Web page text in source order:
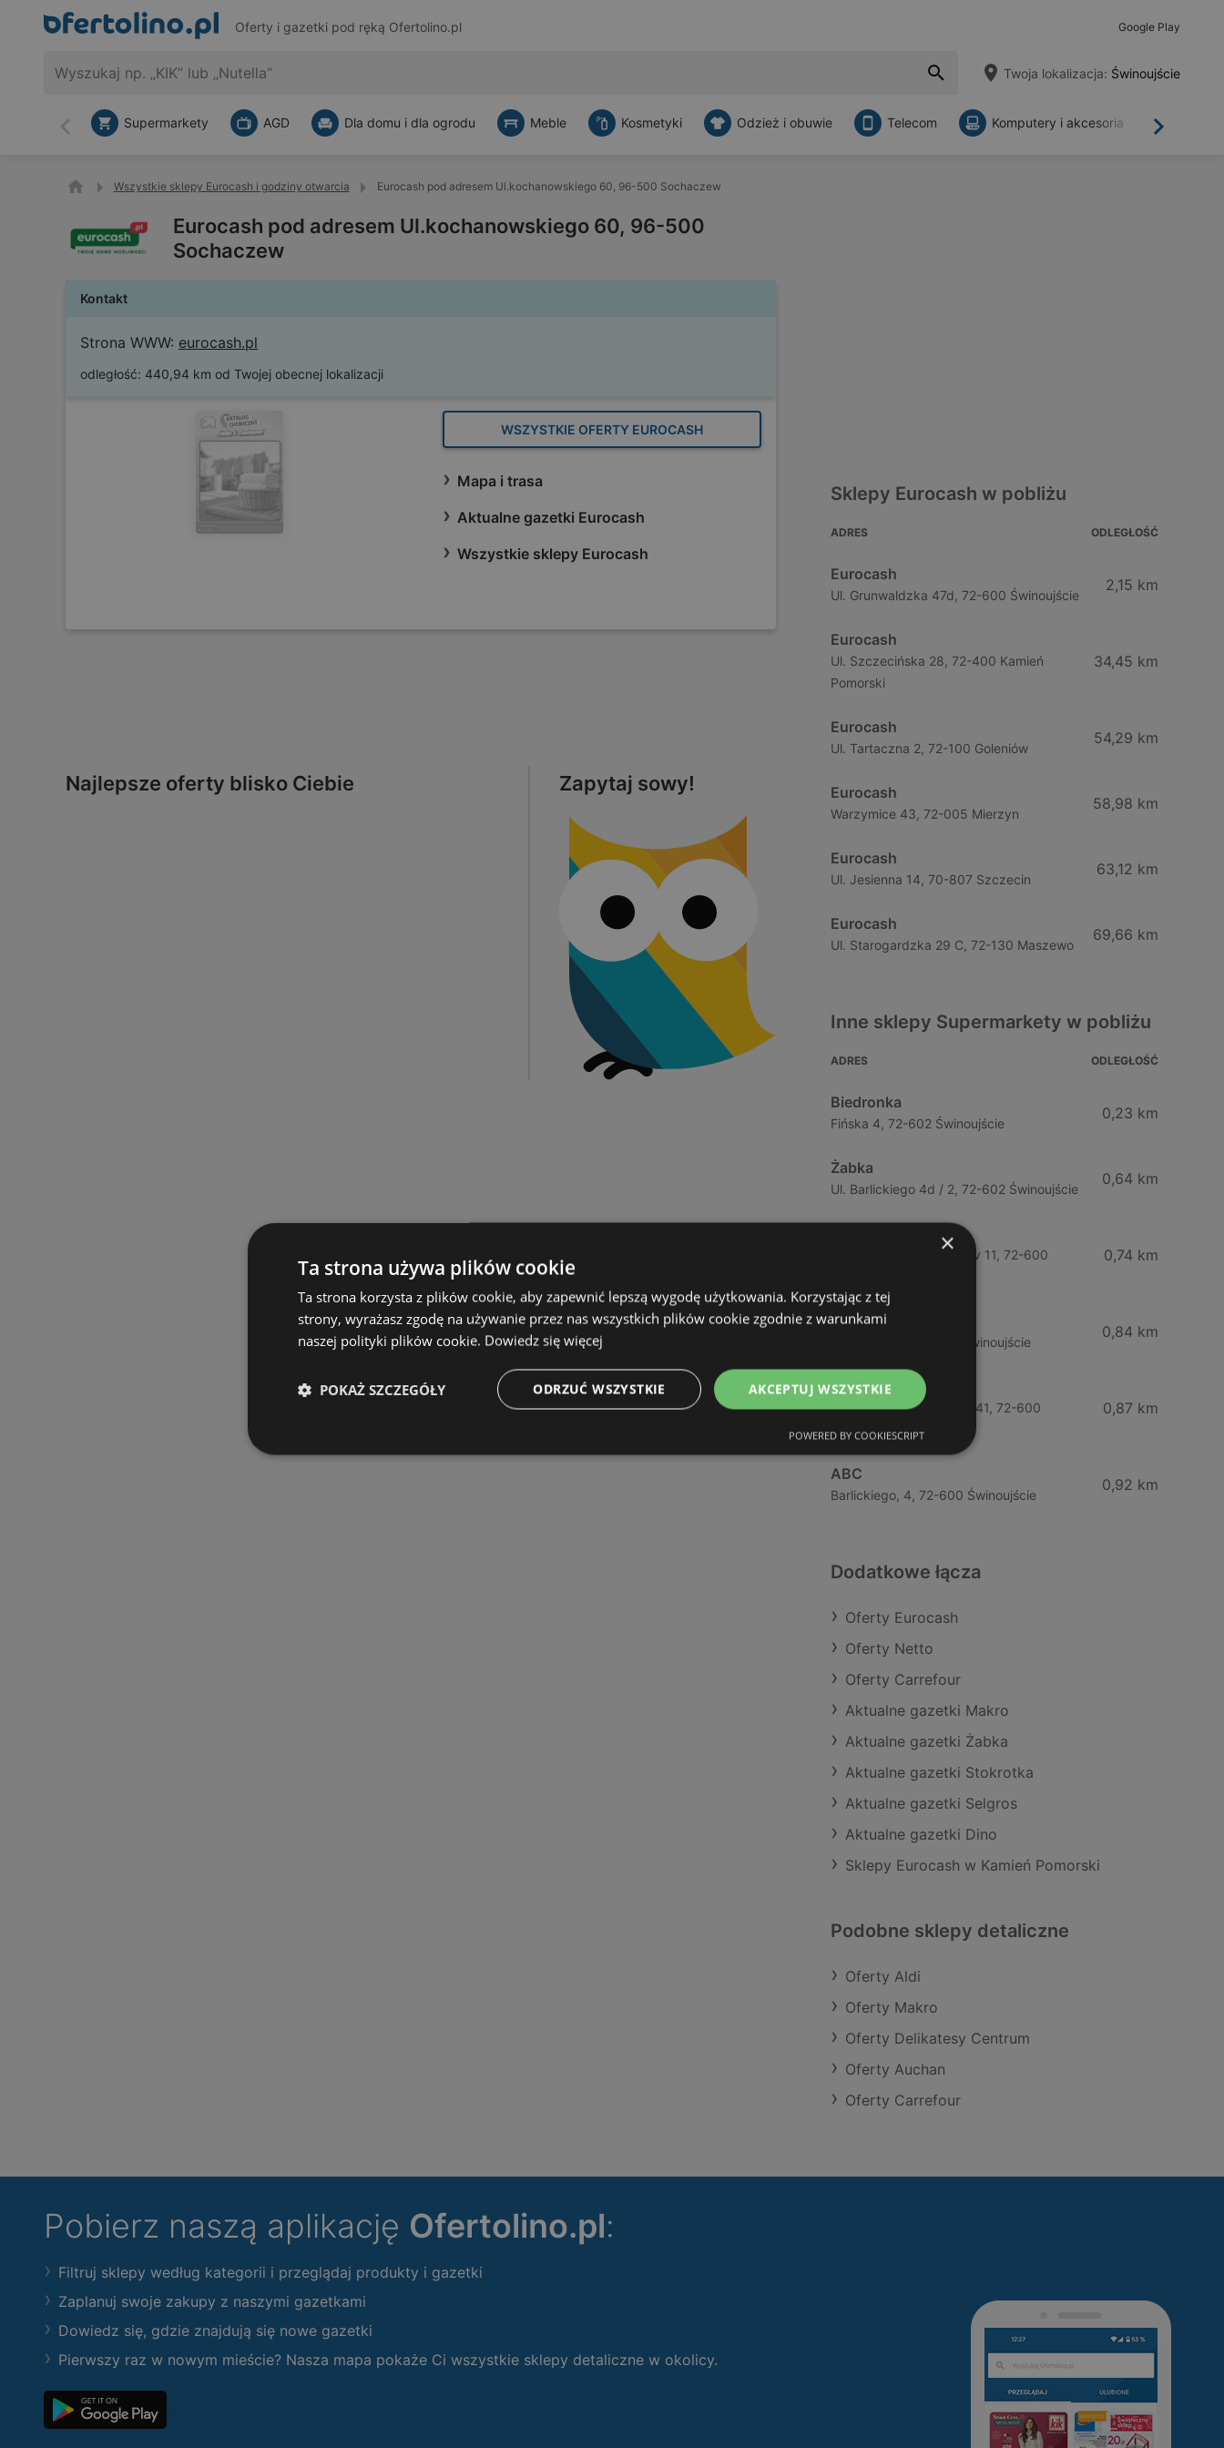
Oferty i gazetki pod ręką Ofertolino.pl Google Play
Twoja lokalizacja: Świnoujście
Wstecz Dalej
Supermarkety AGD Dla domu i dla ogrodu Meble Kosmetyki Odzież i obuwie Telecom Komputery i akcesoria
Wszystkie sklepy Eurocash i godziny otwarcia Eurocash pod adresem Ul.kochanowskiego 60, 96-500 Sochaczew
Eurocash pod adresem Ul.kochanowskiego 60, 96-500
Sochaczew
Kontakt
Strona WWW: eurocash.pl
odległość: 440,94 km od Twojej obecnej lokalizacji
WSZYSTKIE OFERTY EUROCASH
Mapa i trasa
Aktualne gazetki Eurocash
Wszystkie sklepy Eurocash
Najlepsze oferty blisko Ciebie Zapytaj sowy!
Sklepy Eurocash w pobliżu
ADRES ODLEGŁOŚĆ
Eurocash
Ul. Grunwaldzka 47d, 72-600 Świnoujście
2,15 km
Eurocash
Ul. Szczecińska 28, 72-400 Kamień
Pomorski
34,45 km
Eurocash
Ul. Tartaczna 2, 72-100 Goleniów
54,29 km
Eurocash
Warzymice 43, 72-005 Mierzyn
58,98 km
Eurocash
Ul. Jesienna 14, 70-807 Szczecin
63,12 km
Eurocash
Ul. Starogardzka 29 C, 72-130 Maszewo
69,66 km
Inne sklepy Supermarkety w pobliżu
ADRES ODLEGŁOŚĆ
Biedronka
Fińska 4, 72-602 Świnoujście
0,23 km
Żabka
Ul. Barlickiego 4d / 2, 72-602 Świnoujście
0,64 km
Wybrzeze Władysława Iv 11, 72-600
0,74 km
Biedronka
Chrobrego 9, 72-600 Świnoujście
0,84 km
Lidl
Ul. Bohaterów Września 41, 72-600
Świnoujście
0,87 km
ABC
Barlickiego, 4, 72-600 Świnoujście
0,92 km
Dodatkowe łącza
Oferty Eurocash
Oferty Netto
Oferty Carrefour
Aktualne gazetki Makro
Aktualne gazetki Żabka
Aktualne gazetki Stokrotka
Aktualne gazetki Selgros
Aktualne gazetki Dino
Sklepy Eurocash w Kamień Pomorski
Podobne sklepy detaliczne
Oferty Aldi
Oferty Makro
Oferty Delikatesy Centrum
Oferty Auchan
Oferty Carrefour
Pobierz naszą aplikację Ofertolino.pl:
Filtruj sklepy według kategorii i przeglądaj produkty i gazetki
Zaplanuj swoje zakupy z naszymi gazetkami
Dowiedz się, gdzie znajdują się nowe gazetki
Pierwszy raz w nowym mieście? Nasza mapa pokaże Ci wszystkie sklepy detaliczne w okolicy.
×
Ta strona używa plików cookie
Ta strona korzysta z plików cookie, aby zapewnić lepszą wygodę użytkowania. Korzystając z tej
strony, wyrażasz zgodę na używanie przez nas wszystkich plików cookie zgodnie z warunkami
naszej polityki plików cookie. Dowiedz się więcej
AKCEPTUJ WSZYSTKIE
ODRZUĆ WSZYSTKIE
POKAŻ SZCZEGÓŁY
POWERED BY COOKIESCRIPT